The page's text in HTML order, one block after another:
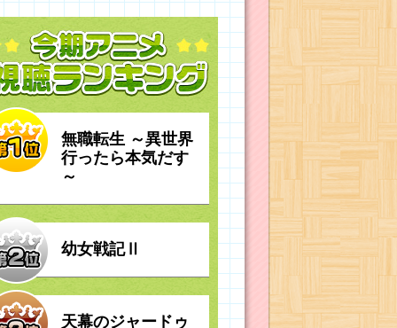
無職転生 ～異世界
行ったら本気だす
～
幼女戦記Ⅱ
天幕のジャードゥ